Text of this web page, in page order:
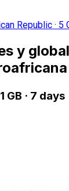
Republic · 5
y
GB · 7 days